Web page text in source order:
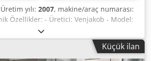
yılı: 2007, makine/araç numarası:
Özellikler: - Üretici: Venjakob - Model:
- Retrofit 2026 (Üretim yılı 2007) -
1.300 mm - Kumanda tarafı: sağ -
için fiyat - Mevcut durum,
Küçük ilan